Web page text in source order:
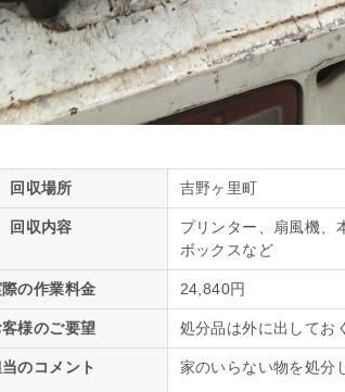
回収場所 吉野ヶ里町
回収内容
プリンター、扇風機、
ボックスなど
の作業料金 24,840円
客様のご要望 処分品は外に出してお
のコメント 家のいらない物を処分